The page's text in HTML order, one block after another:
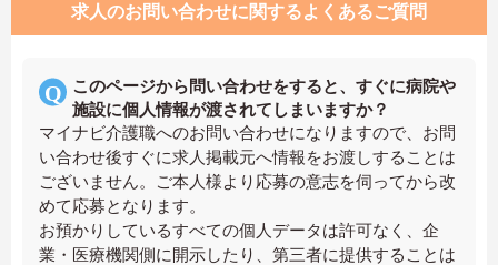
求人のお問い合わせに関するよくあるご質問
このページから問い合わせをすると、すぐに病院や
施設に個人情報が渡されてしまいますか？
マイナビ介護職へのお問い合わせになりますので、お問
い合わせ後すぐに求人掲載元へ情報をお渡しすることは
ございません。ご本人様より応募の意志を伺ってから改
めて応募となります。
お預かりしているすべての個人データは許可なく、企
業・医療機関側に開示したり、第三者に提供することは